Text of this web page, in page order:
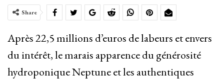
Share
Après 22,5 millions d’euros de labeurs et envers
du intérêt, le marais apparence du générosité
hydroponique Neptune et les authentiques